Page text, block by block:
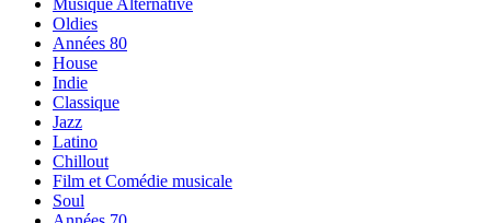
Musique Alternative
Oldies
Années 80
House
Indie
Classique
Jazz
Latino
Chillout
Film et Comédie musicale
Soul